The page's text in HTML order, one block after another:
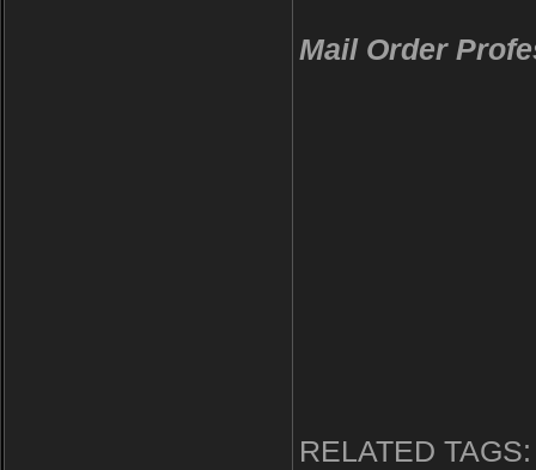
Professional
Mail Order
RELATED TAGS: